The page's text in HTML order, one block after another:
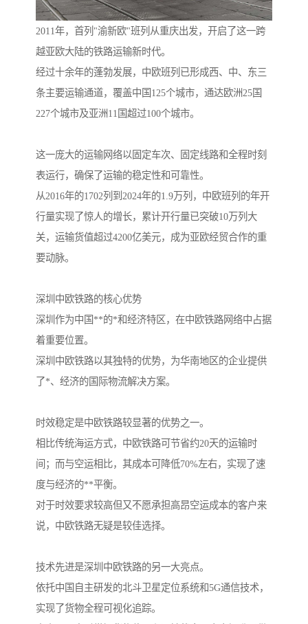
2011年，首列"渝新欧"班列从重庆出发，开启了这一跨
越亚欧大陆的铁路运输新时代。
经过十余年的蓬勃发展，中欧班列已形成西、中、东三
条主要运输通道，覆盖中国125个城市，通达欧洲25国
227个城市及亚洲11国超过100个城市。
这一庞大的运输网络以固定车次、固定线路和全程时刻
表运行，确保了运输的稳定性和可靠性。
从2016年的1702列到2024年的1.9万列，中欧班列的年开
行量实现了惊人的增长，累计开行量已突破10万列大
关，运输货值超过4200亿美元，成为亚欧经贸合作的重
要动脉。
深圳中欧铁路的核心优势
深圳作为中国**的*和经济特区，在中欧铁路网络中占据
着重要位置。
深圳中欧铁路以其独特的优势，为华南地区的企业提供
了*、经济的国际物流解决方案。
时效稳定是中欧铁路较显著的优势之一。
相比传统海运方式，中欧铁路可节省约20天的运输时
间；而与空运相比，其成本可降低70%左右，实现了速
度与经济的**平衡。
对于时效要求较高但又不愿承担高昂空运成本的客户来
说，中欧铁路无疑是较佳选择。
技术先进是深圳中欧铁路的另一大亮点。
依托中国自主研发的北斗卫星定位系统和5G通信技术，
实现了货物全程可视化追踪。